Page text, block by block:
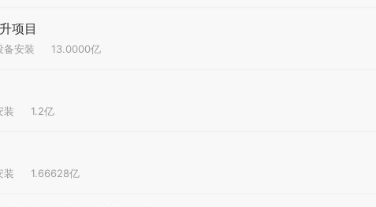
项目
备安装 13.0000亿
装 1.2亿
装 1.66628亿